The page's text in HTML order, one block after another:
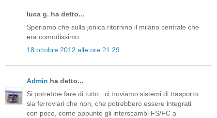
luca g. ha detto...
Speriamo che sulla jonica ritornino il milano centrale che
era comodissimo.
18 ottobre 2012 alle ore 21:29
Admin ha detto...
Si potrebbe fare di tutto...ci troviamo sistemi di trasporto
sia ferroviari che non, che potrebbero essere integrati
con poco, come appunto gli interscambi FS/FC a